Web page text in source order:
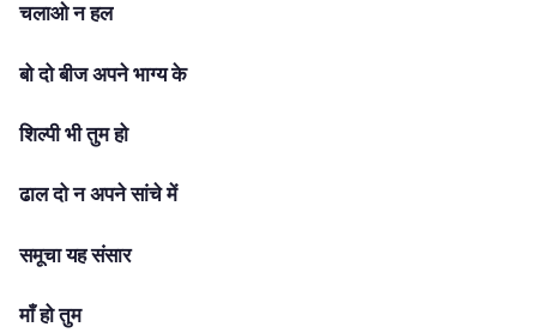
चलाओ न हल
बो दो बीज अपने भाग्य के
शिल्पी भी तुम हो
ढाल दो न अपने सांचे में
समूचा यह संसार
माँ हो तुम